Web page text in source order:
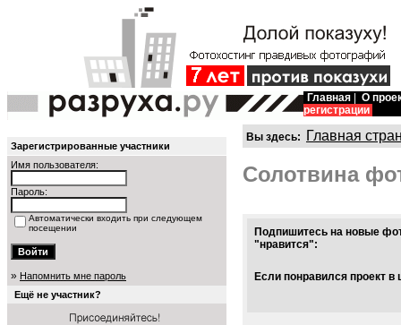
Главная
О
регистрации
Зарегистрированные участники
Имя пользователя:
Пароль:
Автоматически входить при следующем
посещении
» Напомнить мне пароль
Ещё не участник?
Вы здесь: Главная
Солотвина
Подпишитесь на новые
"нравится":
Если понравился проект